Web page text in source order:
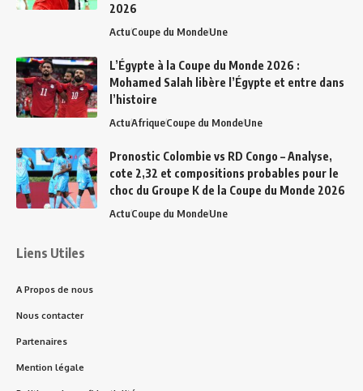
2026
ActuCoupe du MondeUne
L’Égypte à la Coupe du Monde 2026 :
Mohamed Salah libère l’Égypte et entre dans
l’histoire
ActuAfriqueCoupe du MondeUne
Pronostic Colombie vs RD Congo – Analyse,
cote 2,32 et compositions probables pour le
choc du Groupe K de la Coupe du Monde 2026
ActuCoupe du MondeUne
Liens Utiles
A Propos de nous
Nous contacter
Partenaires
Mention légale